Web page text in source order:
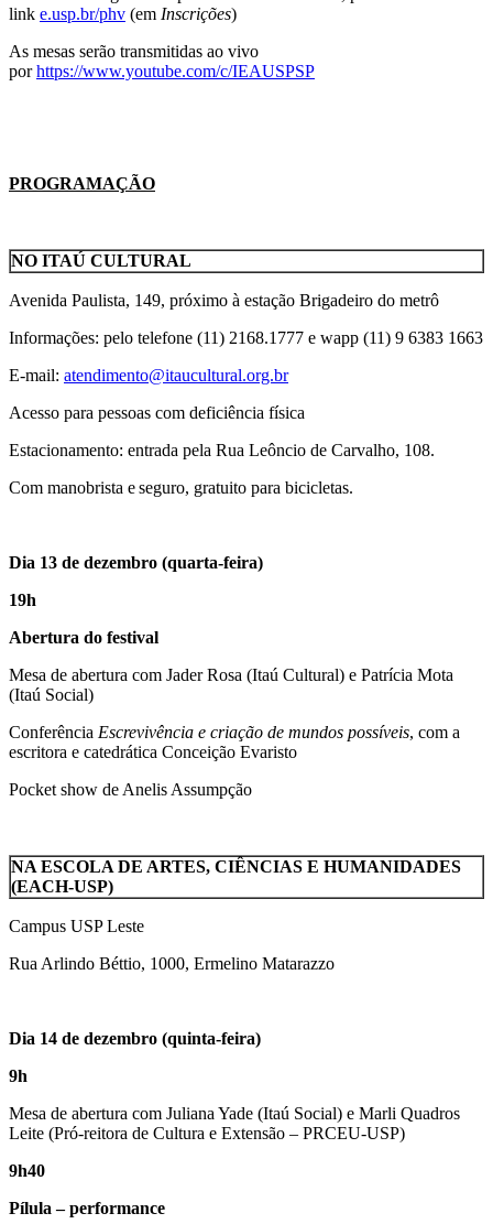
link e.usp.br/phv (em Inscrições)
As mesas serão transmitidas ao vivo
porhttps://www.youtube.com/c/IEAUSPSP
PROGRAMAÇÃO
NO ITAÚ CULTURAL
Avenida Paulista, 149, próximo à estação Brigadeiro do metrô
Informações: pelo telefone (11) 2168.1777 e wapp (11) 9 6383 1663
E-mail: atendimento@itaucultural.org.br
Acesso para pessoas com deficiência física
Estacionamento: entrada pela Rua Leôncio de Carvalho, 108.
Com manobrista e seguro, gratuito para bicicletas.
Dia 13 de dezembro (quarta-feira)
19h
Abertura do festival
Mesa de abertura com Jader Rosa (Itaú Cultural) e Patrícia Mota
(Itaú Social)
Conferência Escrevivência e criação de mundos possíveis, com a
escritora e catedrática Conceição Evaristo
Pocket show de Anelis Assumpção
NA ESCOLA DE ARTES, CIÊNCIAS E HUMANIDADES
(EACH-USP)
Campus USP Leste
Rua Arlindo Béttio, 1000, Ermelino Matarazzo
Dia 14 de dezembro (quinta-feira)
9h
Mesa de abertura com Juliana Yade (Itaú Social) e Marli Quadros
Leite (Pró-reitora de Cultura e Extensão – PRCEU-USP)
9h40
Pílula – performance